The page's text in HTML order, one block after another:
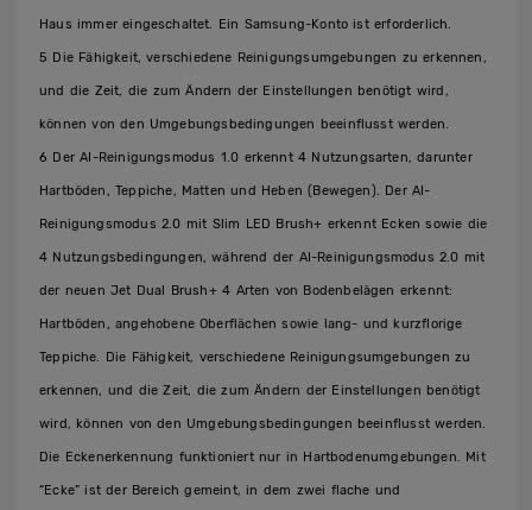
Haus immer eingeschaltet. Ein Samsung-Konto ist erforderlich.
5 Die Fähigkeit, verschiedene Reinigungsumgebungen zu erkennen,
und die Zeit, die zum Ändern der Einstellungen benötigt wird,
können von den Umgebungsbedingungen beeinflusst werden.
6 Der AI-Reinigungsmodus 1.0 erkennt 4 Nutzungsarten, darunter
Hartböden, Teppiche, Matten und Heben (Bewegen). Der AI-
Reinigungsmodus 2.0 mit Slim LED Brush+ erkennt Ecken sowie die
4 Nutzungsbedingungen, während der AI-Reinigungsmodus 2.0 mit
der neuen Jet Dual Brush+ 4 Arten von Bodenbelägen erkennt:
Hartböden, angehobene Oberflächen sowie lang- und kurzflorige
Teppiche. Die Fähigkeit, verschiedene Reinigungsumgebungen zu
erkennen, und die Zeit, die zum Ändern der Einstellungen benötigt
wird, können von den Umgebungsbedingungen beeinflusst werden.
Die Eckenerkennung funktioniert nur in Hartbodenumgebungen. Mit
“Ecke” ist der Bereich gemeint, in dem zwei flache und